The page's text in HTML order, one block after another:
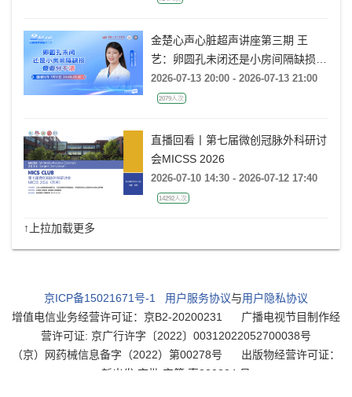
金楚心声心脏超声讲座第三期 王
艺：卵圆孔未闭还是小房间隔缺损，
傻傻分不清
2026-07-13 20:00 - 2026-07-13 21:00
2079人次
直播回看丨第七届微创冠脉外科研讨
会MICSS 2026
2026-07-10 14:30 - 2026-07-12 17:40
14292人次
↑上拉加载更多
京ICP备15021671号-1 用户服务协议与用户隐私协议
增值电信业务经营许可证：京B2-20200231
广播电视节目制作经
营许可证: 京广行许字〔2022〕00312022052700038号
（京）网药械信息备字（2022）第00278号
出版物经营许可证：
新出发 京批 字第 直220204 号